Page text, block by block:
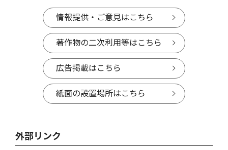
情報提供・ご意見はこちら
著作物の二次利用等はこちら
広告掲載はこちら
紙面の設置場所はこちら
外部リンク